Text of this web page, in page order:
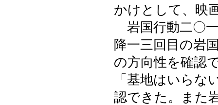
かけとして、映
岩国行動二〇
降一三回目の岩
の方向性を確認
「基地はいらな
認できた。また